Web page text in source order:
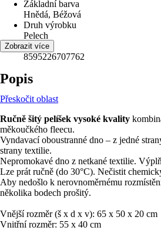
Základní barva
Hnědá, Béžová
Druh výrobku
Pelech
EAN
8595226707762
Zobrazit více
Popis
Přeskočit oblast
Ručně šitý pelíšek vysoké kvality
měkoučkého fleecu.
Vyndavací oboustranné dno – z jedné
strany textilie.
Nepromokavé dno z netkané textilie.
Lze prát ručně (do 30°C). Nečistit
Aby nedošlo k nerovnoměrnému
několika bodech prošitý.
Vnější rozměr (š x d x v): 65 x 50 x 20 cm
Vnitřní rozměr: 55 x 40 cm